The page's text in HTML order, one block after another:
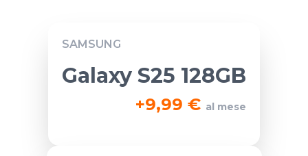
SAMSUNG
Galaxy S25 128GB
+9,99 € al mese